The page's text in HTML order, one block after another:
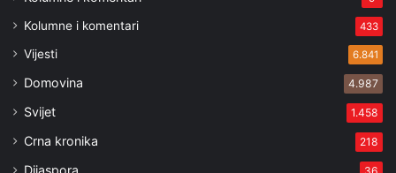
Kolumne i komentari 433
Vijesti 6.841
Domovina 4.987
Svijet 1.458
Crna kronika 218